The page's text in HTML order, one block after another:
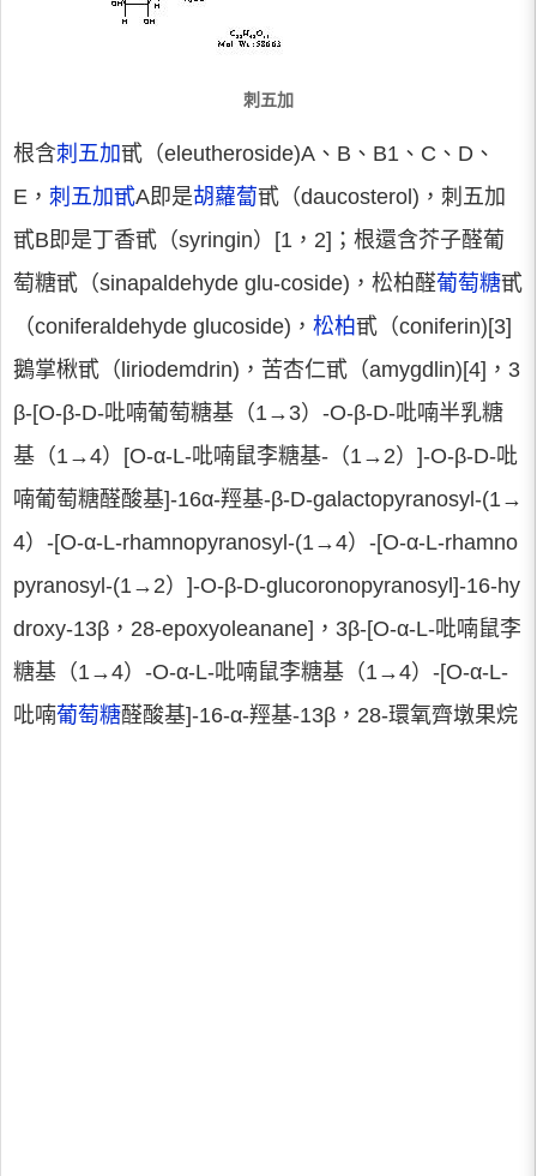
刺五加
根含刺五加甙（eleutheroside)A、B、B1、C、D、
E， 刺五加甙A即是胡蘿蔔甙（daucosterol)，刺五加
甙B即是丁香甙（syringin）[1，2]；根還含芥子醛葡
萄糖甙（sinapaldehyde glu-coside)，松柏醛葡萄糖甙
（coniferaldehyde glucoside)， 松柏甙（coniferin)[3]
鵝掌楸甙（liriodemdrin)，苦杏仁甙（amygdlin)[4]，3
β-[O-β-D-吡喃葡萄糖基（1→3）-O-β-D-吡喃半乳糖
基（1→4）[O-α-L-吡喃鼠李糖基-（1→2）]-O-β-D-吡
喃葡萄糖醛酸基]-16α-羥基-β-D-galactopyranosyl-(1→
4）-[O-α-L-rhamnopyranosyl-(1→4）-[O-α-L-rhamno
pyranosyl-(1→2）]-O-β-D-glucoronopyranosyl]-16-hy
droxy-13β，28-epoxyoleanane]，3β-[O-α-L-吡喃鼠李
糖基（1→4）-O-α-L-吡喃鼠李糖基（1→4）-[O-α-L-
吡喃葡萄糖醛酸基]-16-α-羥基-13β，28-環氧齊墩果烷